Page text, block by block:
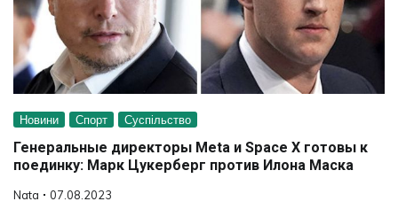
Новини Спорт Суспільство
Генеральные директоры Meta и Space X готовы к
поединку: Марк Цукерберг против Илона Маска
Nata 07.08.2023